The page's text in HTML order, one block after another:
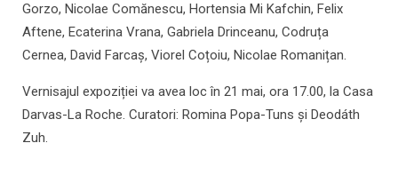
Gorzo, Nicolae Comănescu, Hortensia Mi Kafchin, Felix
Aftene, Ecaterina Vrana, Gabriela Drinceanu, Codruța
Cernea, David Farcaș, Viorel Coțoiu, Nicolae Romanițan.
Vernisajul expoziției va avea loc în 21 mai, ora 17.00, la Casa
Darvas-La Roche. Curatori: Romina Popa-Tuns și Deodáth
Zuh.